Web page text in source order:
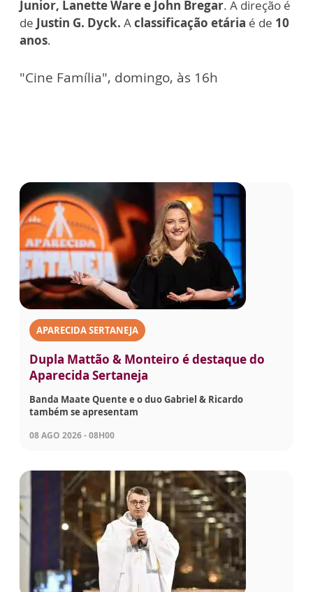
Junior, Lanette Ware e John Bregar. A direção é
de Justin G. Dyck. Aclassificação etária é de 10
anos.
"Cine Família", domingo, às 16h
APARECIDA SERTANEJA
Dupla Mattão & Monteiro é destaque do
Aparecida Sertaneja
Banda Maate Quente e o duo Gabriel & Ricardo
também se apresentam
08 AGO 2026 - 08H00